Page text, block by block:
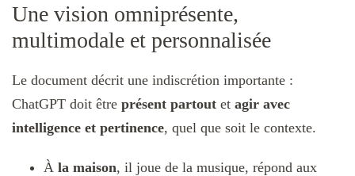
Une vision omniprésente,
multimodale et personnalisée
Le document décrit une indiscrétion importante :
ChatGPT doit être présent partout et agir avec
intelligence et pertinence, quel que soit le contexte.
À la maison, il joue de la musique, répond aux